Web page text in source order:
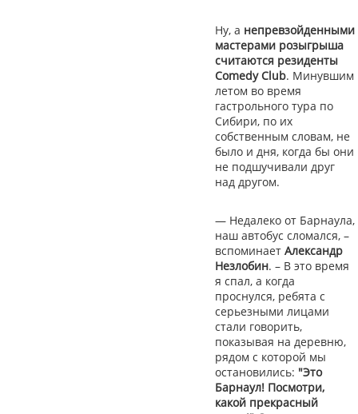
Ну, а непревзойденными
мастерами розыгрыша
считаются резиденты
Comedy Club. Минувшим
летом во время
гастрольного тура по
Сибири, по их
собственным словам, не
было и дня, когда бы они
не подшучивали друг
над другом.
— Недалеко от Барнаула,
наш автобус сломался, –
вспоминает Александр
Незлобин. – В это время
я спал, а когда
проснулся, ребята с
серьезными лицами
стали говорить,
показывая на деревню,
рядом с которой мы
остановились: "Это
Барнаул! Посмотри,
какой прекрасный